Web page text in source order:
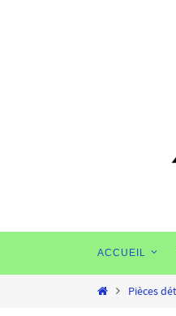
ACCUEIL
HomePièces